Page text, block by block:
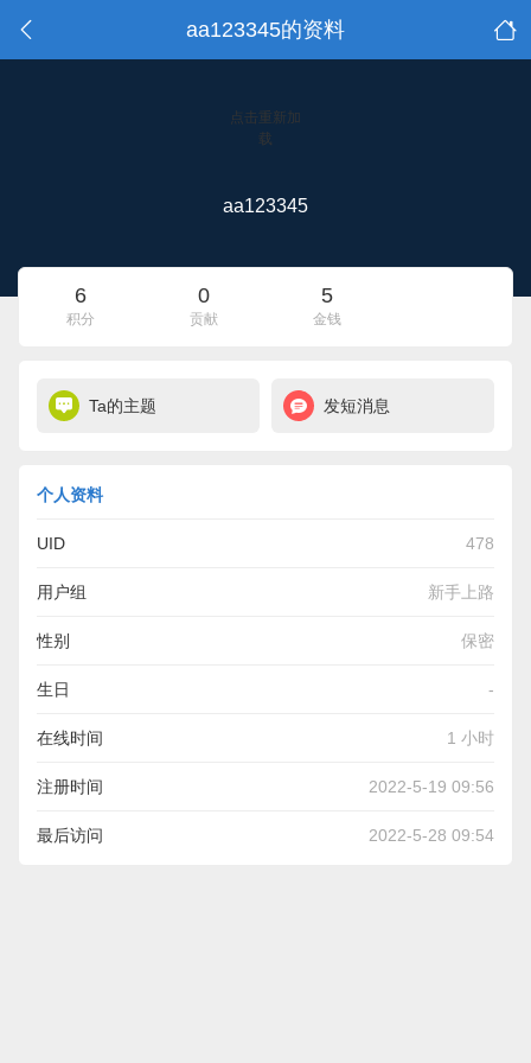
aa123345的资料
点击重新加
载
aa123345
6
积分
0
贡献
5
金钱
Ta的主题 发短消息
个人资料
UID 478
用户组 新手上路
性别 保密
生日 -
在线时间 1 小时
注册时间 2022-5-19 09:56
最后访问 2022-5-28 09:54